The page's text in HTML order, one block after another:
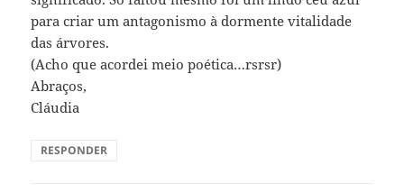
para criar um antagonismo à dormente vitalidade
das árvores.
(Acho que acordei meio poética…rsrsr)
Abraços,
Cláudia
RESPONDER